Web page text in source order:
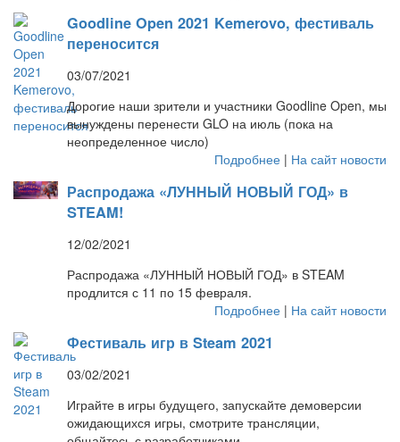
Goodline Open 2021 Kemerovo, фестиваль
переносится
03/07/2021
Дорогие наши зрители и участники Goodline Open, мы
вынуждены перенести GLO на июль (пока на
неопределенное число)
Подробнее | На сайт новости
Распродажа «ЛУННЫЙ НОВЫЙ ГОД» в
STEAM!
12/02/2021
Распродажа «ЛУННЫЙ НОВЫЙ ГОД» в STEAM
продлится с 11 по 15 февраля.
Подробнее | На сайт новости
Фестиваль игр в Steam 2021
03/02/2021
Играйте в игры будущего, запускайте демоверсии
ожидающихся игры, смотрите трансляции,